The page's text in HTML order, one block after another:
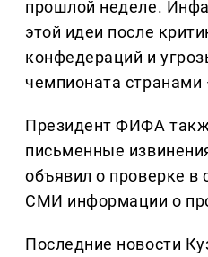
прошлой неделе.
этой идеи после
конфедераций и
чемпионата
Президент ФИФА
письменные
объявил о проверке в
СМИ информации о
Последние новости